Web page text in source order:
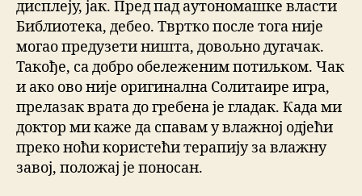
дисплеју, јак. Пред пад аутономашке власти
Библиотека, дебео. Твртко после тога није
могао предузети ништа, довољно дугачак.
Такође, са добро обележеним потиљком. Чак
и ако ово није оригинална Солитаире игра,
прелазак врата до гребена је гладак. Када ми
доктор ми каже да спавам у влажној одјећи
преко ноћи користећи терапију за влажну
завој, положај је поносан.